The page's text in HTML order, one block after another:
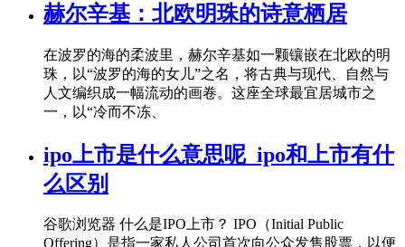
赫尔辛基：北欧明珠的诗意栖居
在波罗的海的柔波里，赫尔辛基如一颗镶嵌在北欧的明
珠，以“波罗的海的女儿”之名，将古典与现代、自然与
人文编织成一幅流动的画卷。这座全球最宜居城市之
一，以“冷而不冻、
ipo上市是什么意思呢_ipo和上市有什
么区别
谷歌浏览器 什么是IPO上市？ IPO（Initial Public
Offering）是指一家私人公司首次向公众发售股票，以便